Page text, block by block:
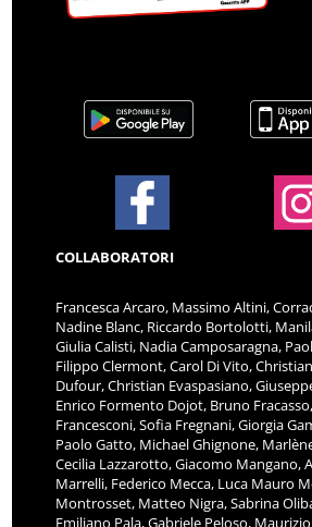
COLLABORATORI
Francesca Arcaro, Massimo Altini,
Nadine Blanc, Riccardo Bortolotti,
Giulia Calisti, Nadia Camposaragna,
Filippo Clermont, Carol Di Vito,
Dufour, Christian Evaspasiano,
Enrico Formento Dojot, Bruno
Francesconi, Sofia Fregnani, Giorgia
Paolo Gatto, Michael Ghignone,
Cecilia Lazzarotto, Giacomo Mangano,
Marrelli, Federico Mecca, Luca Mauro
Montrosset, Matteo Nigra, Sabrina
Emiliano Pala, Gabriele Peloso,